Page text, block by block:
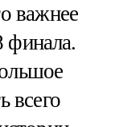
важнее
финала.
всего